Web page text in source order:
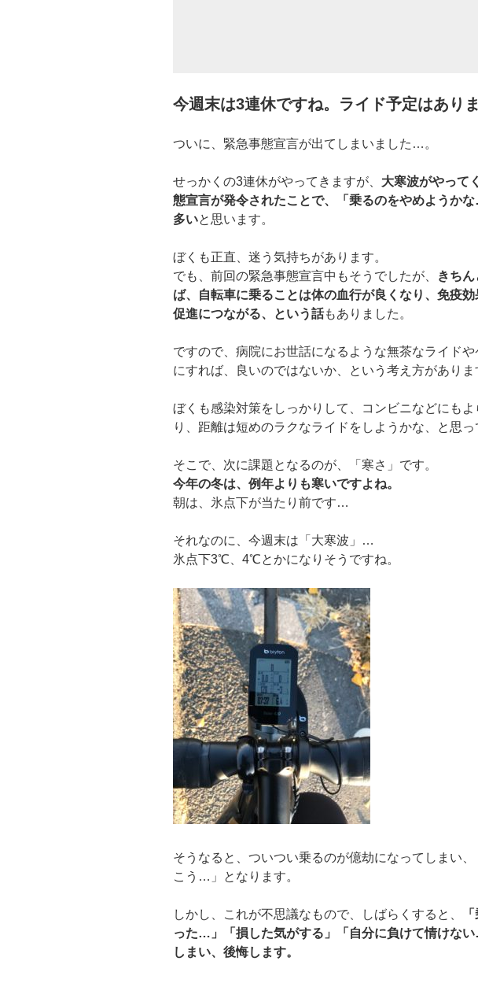
今週末は3連休ですね。ライド予定はあり
ついに、緊急事態宣言が出てしまいました…。
せっかくの3連休がやってきますが、 大寒波がやって
態宣言が発令されたことで、「乗るのをやめようか
多いと思います。
ぼくも正直、迷う気持ちがあります。
でも、前回の緊急事態宣言中もそうでしたが、
きち
ば、自転車に乗ることは体の血行が良くなり、免疫
促進につながる、という話もありました。
ですので、病院にお世話になるような無茶なライドや
にすれば、良いのではないか、という考え方がありま
ぼくも感染対策をしっかりして、コンビニなどにも
り、距離は短めのラクなライドをしようかな、と思っ
そこで、次に課題となるのが、「寒さ」です。
今年の冬は、例年よりも寒いですよね。
朝は、氷点下が当たり前です…
それなのに、今週末は「大寒波」…
氷点下3℃、4℃とかになりそうですね。
そうなると、ついつい乗るのが億劫になってしまい
こう…」となります。
しかし、これが不思議なもので、しばらくすると、
った…」「損した気がする」「自分に負けて情けな
しまい、後悔します。